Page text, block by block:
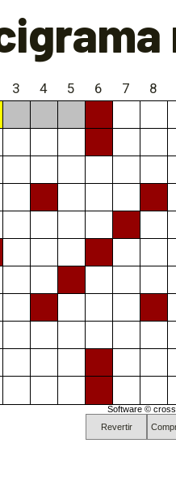
Revertir
3 4 5 6 7 8
Software ©